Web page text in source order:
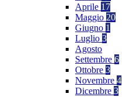
Aprile 17
Maggio 20
Giugno 1
Luglio 3
Agosto
Settembre 6
Ottobre 3
Novembre 4
Dicembre 3